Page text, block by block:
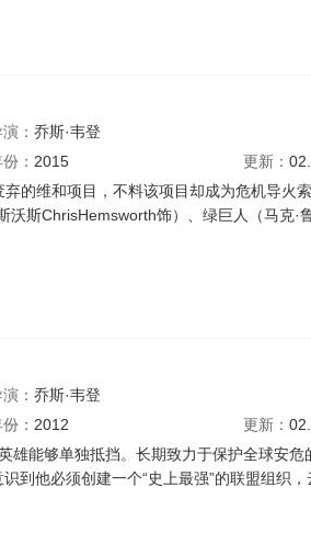
杰瑞米·雷纳
： 乔斯·韦登
： 2015 更新：
的维和项目，不料该项目却成为危机导火
斯ChrisHemsworth饰）、绿巨人（马克·
·雷纳 马克·鲁弗洛
： 乔斯·韦登
： 2012 更新：
能够单独抵挡。长期致力于保护全球安
到他必须创建一个“史上最强”的联盟组织